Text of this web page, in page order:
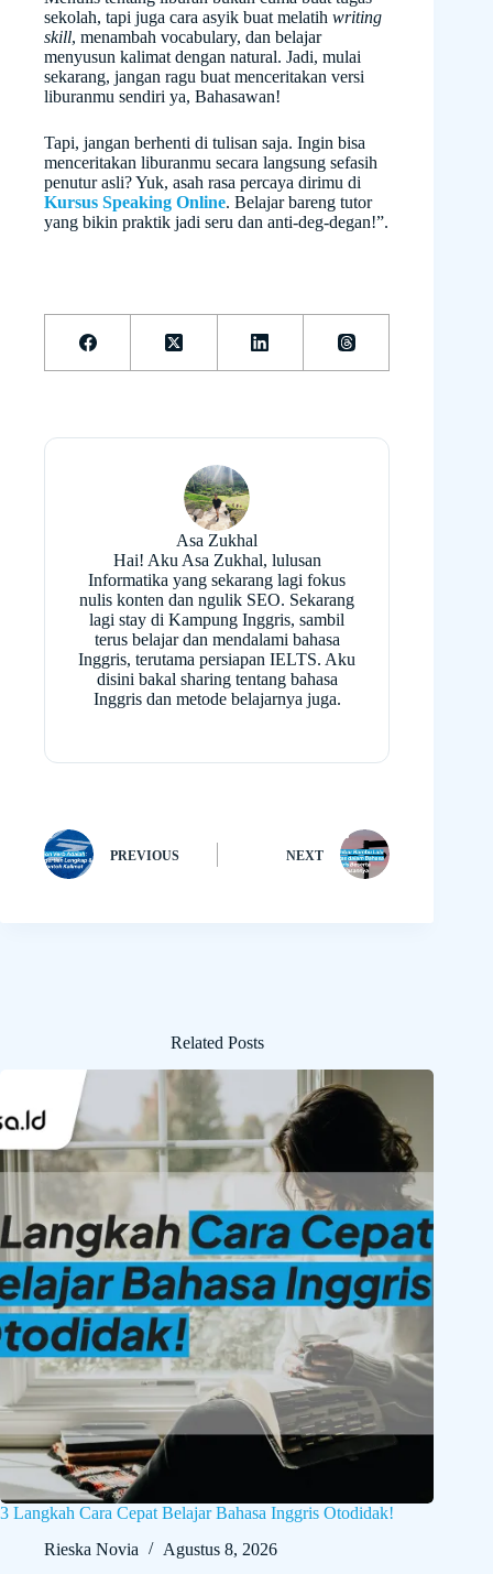
sekolah, tapi juga cara asyik buat melatih writing
skill, menambah vocabulary, dan belajar
menyusun kalimat dengan natural. Jadi, mulai
sekarang, jangan ragu buat menceritakan versi
liburanmu sendiri ya, Bahasawan!
Tapi, jangan berhenti di tulisan saja. Ingin bisa
menceritakan liburanmu secara langsung sefasih
penutur asli? Yuk, asah rasa percaya dirimu di
Kursus Speaking Online. Belajar bareng tutor
yang bikin praktik jadi seru dan anti-deg-degan!”.
Asa Zukhal
Hai! Aku Asa Zukhal, lulusan
Informatika yang sekarang lagi fokus
nulis konten dan ngulik SEO. Sekarang
lagi stay di Kampung Inggris, sambil
terus belajar dan mendalami bahasa
Inggris, terutama persiapan IELTS. Aku
disini bakal sharing tentang bahasa
Inggris dan metode belajarnya juga.
PREVIOUS NEXT
Related Posts
3 Langkah Cara Cepat Belajar Bahasa Inggris Otodidak!
Rieska Novia
Agustus 8, 2026